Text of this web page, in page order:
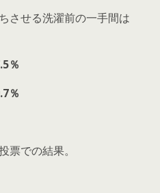
させる洗濯前の一手間は
％
％
での結果。